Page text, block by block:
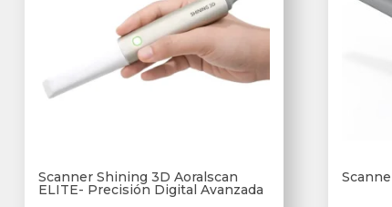
Scanner Shining 3D Aoralscan
ELITE- Precisión Digital Avanzada